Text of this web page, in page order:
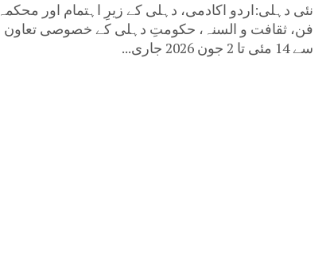
نئی دہلی:اردو اکادمی، دہلی کے زیرِ اہتمام اور محکمہ
فن، ثقافت و السنہ، حکومتِ دہلی کے خصوصی تعاون
سے 14 مئی تا 2 جون 2026 جاری...